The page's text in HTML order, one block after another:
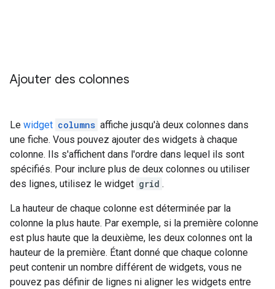
Ajouter des colonnes
Le widget columns affiche jusqu'à deux colonnes dans
une fiche. Vous pouvez ajouter des widgets à chaque
colonne. Ils s'affichent dans l'ordre dans lequel ils sont
spécifiés. Pour inclure plus de deux colonnes ou utiliser
des lignes, utilisez le widget grid .
La hauteur de chaque colonne est déterminée par la
colonne la plus haute. Par exemple, si la première colonne
est plus haute que la deuxième, les deux colonnes ont la
hauteur de la première. Étant donné que chaque colonne
peut contenir un nombre différent de widgets, vous ne
pouvez pas définir de lignes ni aligner les widgets entre